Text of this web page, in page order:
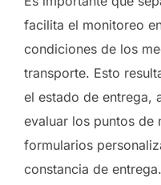
facilita el monitoreo
condiciones de los
transporte. Esto
el estado de entrega,
evaluar los puntos de
formularios
constancia de entrega.